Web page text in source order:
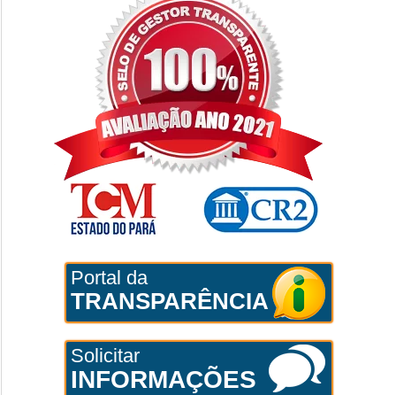
Portal da
TRANSPARÊNCIA
Solicitar
INFORMAÇÕES